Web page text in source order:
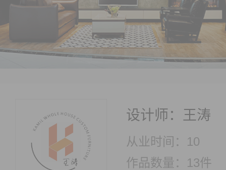
设计师：王涛
从业时间：10
作品数量：13件